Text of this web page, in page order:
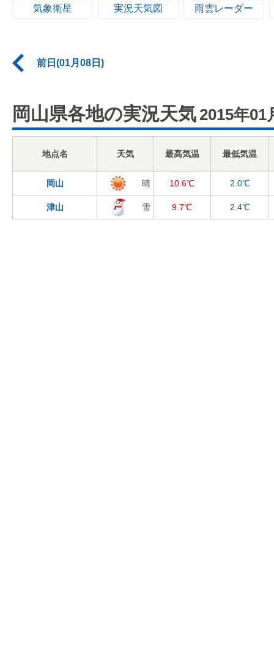
気象衛星 実況天気図 雨雲レーダー
前日(01月08日)
岡山県各地の実況天気 2015年01
地点名 天気 最高気温 最低気温
岡山 晴 10.6℃ 2.0℃
津山 雪 9.7℃ 2.4℃